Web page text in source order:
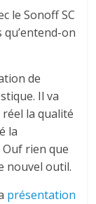
leSonoffSC
qu’entend-on
de
Il va
la qualité
la
Ouf rien que
nouvel outil.
présentation